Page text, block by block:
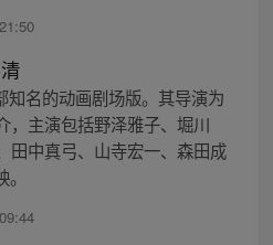
知名的动画剧场版。其导演为
，主演包括野泽雅子、堀川
田中真弓、山寺宏一、森田成